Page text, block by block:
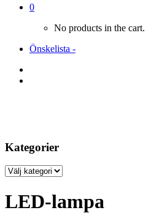
0
No products in the cart.
Önskelista -
Kategorier
Kategorier
LED-lampa